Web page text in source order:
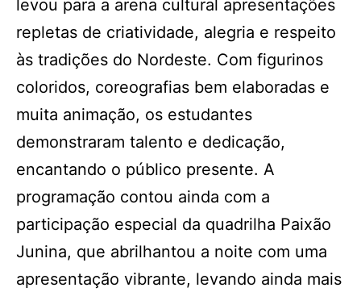
levou para a arena cultural apresentações
repletas de criatividade, alegria e respeito
às tradições do Nordeste. Com figurinos
coloridos, coreografias bem elaboradas e
muita animação, os estudantes
demonstraram talento e dedicação,
encantando o público presente. A
programação contou ainda com a
participação especial da quadrilha Paixão
Junina, que abrilhantou a noite com uma
apresentação vibrante, levando ainda mais